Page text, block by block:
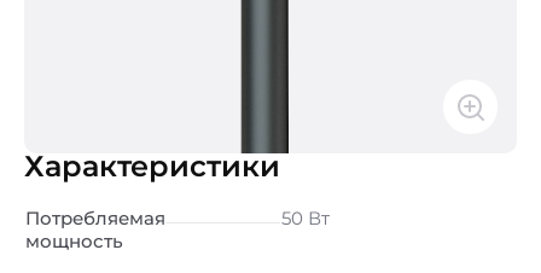
Характеристики
Потребляемая
мощность
50 Вт